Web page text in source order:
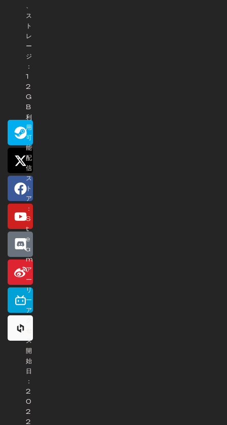
、
ス
ト
レ
ー
ジ
：
1
2
G
B
利
用
可
能
配
信
ス
ト
ア
：
S
t
e
a
m
ア
ー
リ
ー
ア
ス
開
始
日
：
2
0
2
2